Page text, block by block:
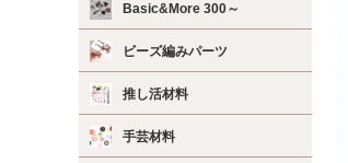
Basic&More 300～
ビーズ編みパーツ
推し活材料
手芸材料